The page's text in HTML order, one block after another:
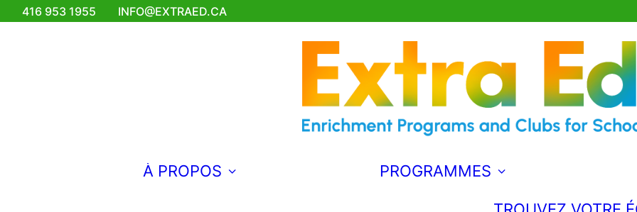
416 953 1955 INFO@EXTRAED.CA
À PROPOS
ÉMERGENTS
EXTRA ED
ENSEIGNE LE
FRANÇAIS?
BRAVO!
FAIRE DE LA
PROGRAMMES
DRAME
FOOTBALL